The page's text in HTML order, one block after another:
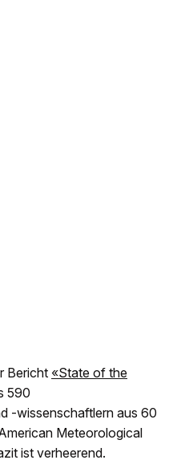
Bericht «State of the
590
-wissenschaftlern aus 60
Meteorological
ist verheerend.